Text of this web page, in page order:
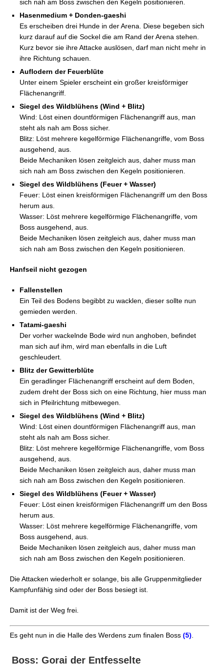
Blutschwaden-Klatche
Viel Rauch um nichts
Synchon
Rauchauflösung
Rauchschwade
Schwelende Verdammnis
Klärende Aktion
Rauchringe
Klatsche
sich nah am Boss zwischen den Kegeln positionieren.
Hasenmedium + Donden-gaeshi
Es erscheiben drei Hunde in der Arena. Diese begeben sich
kurz darauf auf die Sockel die am Rand der Arena stehen.
Kurz bevor sie ihre Attacke auslösen, darf man nicht mehr in
ihre Richtung schauen.
Auflodern der Feuerblüte
Unter einem Spieler erscheint ein großer kreisförmiger
Flächenangriff.
Siegel des Wildblühens (Wind + Blitz)
Wind: Löst einen dountförmigen Flächenangriff aus, man
steht als nah am Boss sicher.
Blitz: Löst mehrere kegelförmige Flächenangriffe, vom Boss
ausgehend, aus.
Beide Mechaniken lösen zeitgleich aus, daher muss man
sich nah am Boss zwischen den Kegeln positionieren.
Siegel des Wildblühens (Feuer + Wasser)
Feuer: Löst einen kreisförmigen Flächenangriff um den Boss
herum aus.
Wasser: Löst mehrere kegelförmige Flächenangriffe, vom
Boss ausgehend, aus.
Beide Mechaniken lösen zeitgleich aus, daher muss man
sich nah am Boss zwischen den Kegeln positionieren.
Hanfseil nicht gezogen
Fallenstellen
Ein Teil des Bodens begibbt zu wacklen, dieser sollte nun
gemieden werden.
Tatami-gaeshi
Der vorher wackelnde Bode wird nun anghoben, befindet
man sich auf ihm, wird man ebenfalls in die Luft
geschleudert.
Blitz der Gewitterblüte
Ein geradlinger Flächenangriff erscheint auf dem Boden,
zudem dreht der Boss sich on eine Richtung, hier muss man
sich in Pfeilrichtung mitbewegen.
Siegel des Wildblühens (Wind + Blitz)
Wind: Löst einen dountförmigen Flächenangriff aus, man
steht als nah am Boss sicher.
Blitz: Löst mehrere kegelförmige Flächenangriffe, vom Boss
ausgehend, aus.
Beide Mechaniken lösen zeitgleich aus, daher muss man
sich nah am Boss zwischen den Kegeln positionieren.
Siegel des Wildblühens (Feuer + Wasser)
Feuer: Löst einen kreisförmigen Flächenangriff um den Boss
herum aus.
Wasser: Löst mehrere kegelförmige Flächenangriffe, vom
Boss ausgehend, aus.
Beide Mechaniken lösen zeitgleich aus, daher muss man
sich nah am Boss zwischen den Kegeln positionieren.
Die Attacken wiederholt er solange, bis alle Gruppenmitglieder
Kampfunfähig sind oder der Boss besiegt ist.
Damit ist der Weg frei.
Es geht nun in die Halle des Werdens zum finalen Boss (5)
Boss: Gorai der Entfesselte